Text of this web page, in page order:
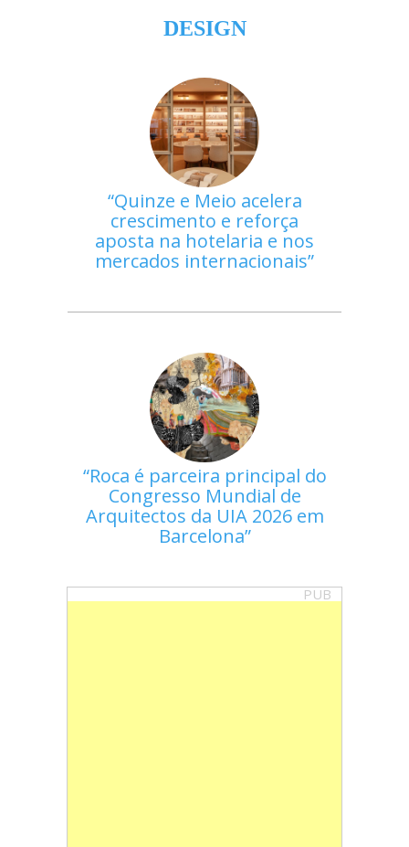
DESIGN
Quinze e Meio acelera
crescimento e reforça
aposta na hotelaria e nos
mercados internacionais
Roca é parceira principal do
Congresso Mundial de
Arquitectos da UIA 2026 em
Barcelona
PUB